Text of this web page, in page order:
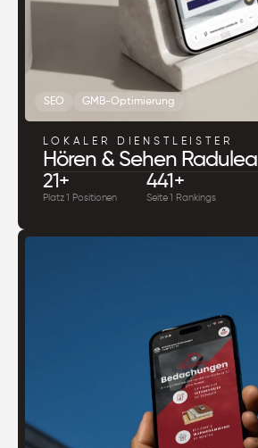
SEO GMB-Optimierung
LOKALER DIENSTLEISTER
Hören & Sehen Radulea
21+
Platz 1 Positionen
441+
Seite 1 Rankings